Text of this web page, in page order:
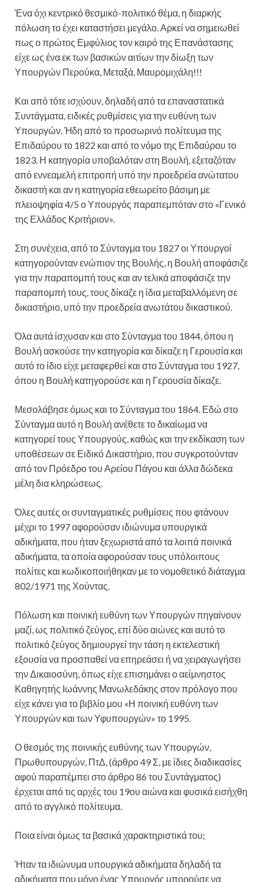
Ένα όχι κεντρικό θεσμικό-πολιτικό θέμα, η διαρκής
πόλωση το έχει καταστήσει μεγάλο. Αρκεί να σημειωθεί
πως ο πρώτος Εμφύλιος τον καιρό της Επανάστασης
είχε ως ένα εκ των βασικών αιτίων την δίωξη των
Υπουργών Περούκα, Μεταξά, Μαυρομιχάλη!!!
Και από τότε ισχύουν, δηλαδή από τα επαναστατικά
Συντάγματα, ειδικές ρυθμίσεις για την ευθύνη των
Υπουργών. Ήδη από το προσωρινό πολίτευμα της
Επιδαύρου το 1822 και από το νόμο της Επιδαύρου το
1823. Η κατηγορία υποβαλόταν στη Βουλή, εξεταζόταν
από εννεαμελή επιτροπή υπό την προεδρεία ανώτατου
δικαστή και αν η κατηγορία εθεωρείτο βάσιμη με
πλειοψηφία 4/5 ο Υπουργός παραπεμπόταν στο «Γενικό
της Ελλάδος Κριτήριον».
Στη συνέχεια, από το Σύνταγμα του 1827 οι Υπουργοί
κατηγορούνταν ενώπιον της Βουλής, η Βουλή αποφάσιζε
για την παραπομπή τους και αν τελικά αποφάσιζε την
παραπομπή τους, τους δίκαζε η ίδια μεταβαλλόμενη σε
δικαστήριο, υπό την προεδρεία ανωτάτου δικαστικού.
Όλα αυτά ίσχυσαν και στο Σύνταγμα του 1844, όπου η
Βουλή ασκούσε την κατηγορία και δίκαζε η Γερουσία και
αυτό το ίδιο είχε μεταφερθεί και στο Σύνταγμα του 1927,
όπου η Βουλή κατηγορούσε και η Γερουσία δίκαζε.
Μεσολάβησε όμως και το Σύνταγμα του 1864. Εδώ στο
Σύνταγμα αυτό η Βουλή ανέθετε το δικαίωμα να
κατηγορεί τους Υπουργούς, καθώς και την εκδίκαση των
υποθέσεων σε Ειδικό Δικαστήριο, που συγκροτούνταν
από τον Πρόεδρο του Αρείου Πάγου και άλλα δώδεκα
μέλη δια κληρώσεως.
Όλες αυτές οι συνταγματικές ρυθμίσεις που φτάνουν
μέχρι το 1997 αφορούσαν ιδιώνυμα υπουργικά
αδικήματα, που ήταν ξεχωριστά από τα λοιπά ποινικά
αδικήματα, τα οποία αφορούσαν τους υπόλοιπους
πολίτες και κωδικοποιήθηκαν με το νομοθετικό διάταγμα
802/1971 της Χούντας.
Πόλωση και ποινική ευθύνη των Υπουργών πηγαίνουν
μαζί, ως πολιτικό ζεύγος, επί δύο αιώνες και αυτό το
πολιτικό ζεύγος δημιουργεί την τάση η εκτελεστική
εξουσία να προσπαθεί να επηρεάσει ή να χειραγωγήσει
την Δικαιοσύνη, όπως είχε επισημάνει ο αείμνηστος
Καθηγητής Ιωάννης Μανωλεδάκης στον πρόλογο που
είχε κάνει για το βιβλίο μου «Η ποινική ευθύνη των
Υπουργών και των Υφυπουργών» το 1995.
Ο θεσμός της ποινικής ευθύνης των Υπουργών,
Πρωθυπουργών, ΠτΔ, (άρθρο 49 Σ, με ίδιες διαδικασίες
αφού παραπέμπει στο άρθρο 86 του Συντάγματος)
έρχεται από τις αρχές του 19ου αιώνα και φυσικά εισήχθη
από το αγγλικό πολίτευμα.
Ποια είναι όμως τα βασικά χαρακτηριστικά του;
Ήταν τα ιδιώνυμα υπουργικά αδικήματα δηλαδή τα
αδικήματα που μόνο ένας Υπουργός μπορούσε να